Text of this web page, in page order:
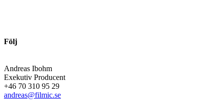
Följ
Andreas Ibohm
Exekutiv Producent
+46 70 310 95 29
andreas@filmic.se